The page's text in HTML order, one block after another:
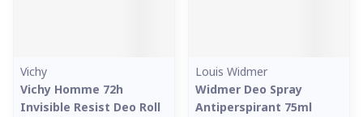
Vichy
Vichy Homme 72h
Invisible Resist Deo Roll
Louis Widmer
Widmer Deo Spray
Antiperspirant 75ml